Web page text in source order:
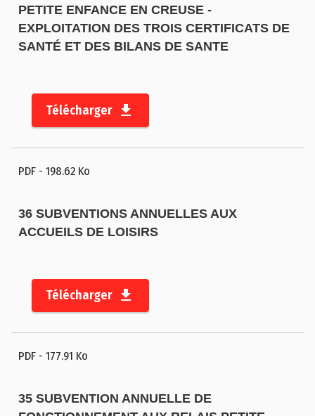
PETITE ENFANCE EN CREUSE -
EXPLOITATION DES TROIS CERTIFICATS DE
SANTÉ ET DES BILANS DE SANTE
Télécharger
PDF - 198.62 Ko
36 SUBVENTIONS ANNUELLES AUX
ACCUEILS DE LOISIRS
Télécharger
PDF - 177.91 Ko
35 SUBVENTION ANNUELLE DE